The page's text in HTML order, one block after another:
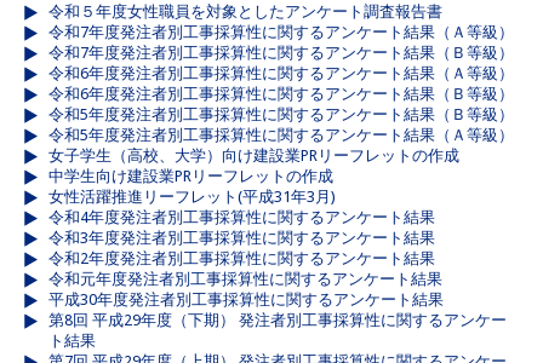
令和５年度女性職員を対象としたアンケート調査報告書
令和7年度発注者別工事採算性に関するアンケート結果（Ａ等級）
令和7年度発注者別工事採算性に関するアンケート結果（Ｂ等級）
令和6年度発注者別工事採算性に関するアンケート結果（Ａ等級）
令和6年度発注者別工事採算性に関するアンケート結果（Ｂ等級）
令和5年度発注者別工事採算性に関するアンケート結果（Ｂ等級）
令和5年度発注者別工事採算性に関するアンケート結果（Ａ等級）
女子学生（高校、大学）向け建設業PRリーフレットの作成
中学生向け建設業PRリーフレットの作成
女性活躍推進リーフレット(平成31年3月)
令和4年度発注者別工事採算性に関するアンケート結果
令和3年度発注者別工事採算性に関するアンケート結果
令和2年度発注者別工事採算性に関するアンケート結果
令和元年度発注者別工事採算性に関するアンケート結果
平成30年度発注者別工事採算性に関するアンケート結果
第8回 平成29年度（下期） 発注者別工事採算性に関するアンケー
ト結果